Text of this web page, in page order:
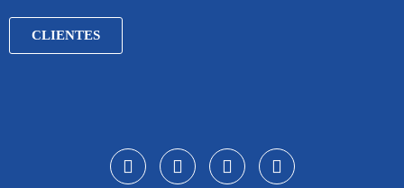
CLIENTES